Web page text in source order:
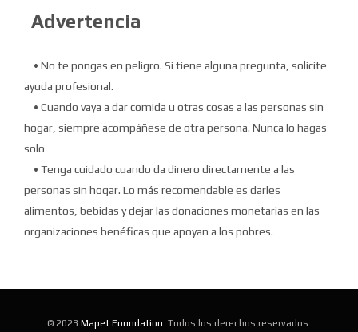
Advertencia
• No te pongas en peligro. Si tiene alguna pregunta, solicite
ayuda profesional.
• Cuando vaya a dar comida u otras cosas a las personas sin
hogar, siempre acompáñese de otra persona. Nunca lo hagas
solo
• Tenga cuidado cuando da dinero directamente a las
personas sin hogar. Lo más recomendable es darles
alimentos, bebidas y dejar las donaciones monetarias en las
organizaciones benéficas que apoyan a los pobres.
© 2023 Mapet Foundation. Todos los derechos reservados.